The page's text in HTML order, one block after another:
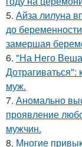
5. Айза лилуна
до
замершая
6. "На Него
Дотрагиваться":
муж.
7. Аномально
проявление
мужчин.
8. Многие